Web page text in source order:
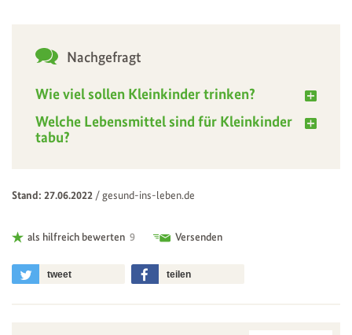
Nachgefragt
Wie viel sollen Kleinkinder trinken?
Welche Lebensmittel sind für Kleinkinder
tabu?
Stand: 27.06.2022 /gesund-ins-leben.de
als hilfreich bewerten 9 Versenden
tweet teilen